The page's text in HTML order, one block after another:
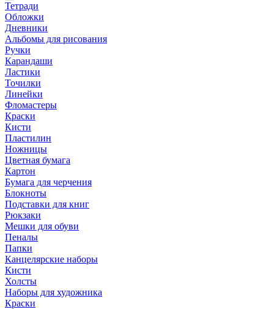
Тетради
Обложки
Дневники
Альбомы для рисования
Ручки
Карандаши
Ластики
Точилки
Линейки
Фломастеры
Краски
Кисти
Пластилин
Ножницы
Цветная бумага
Картон
Бумага для черчения
Блокноты
Подставки для книг
Рюкзаки
Мешки для обуви
Пеналы
Папки
Канцелярские наборы
Кисти
Холсты
Наборы для художника
Краски